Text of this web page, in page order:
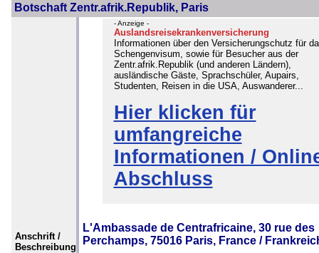
Botschaft Zentr.afrik.Republik, Paris
- Anzeige -
Auslandsreisekrankenversicherung
Informationen über den Versicherungschutz für
Schengenvisum, sowie für Besucher aus der
Zentr.afrik.Republik (und anderen Ländern),
ausländische Gäste, Sprachschüler, Aupairs,
Studenten, Reisen in die USA, Auswanderer...
Hier klicken für
umfangreiche
Informationen /
Abschluss
Anschrift /
Beschreibung
L'Ambassade de Centrafricaine, 30 rue des
Perchamps, 75016 Paris, France /